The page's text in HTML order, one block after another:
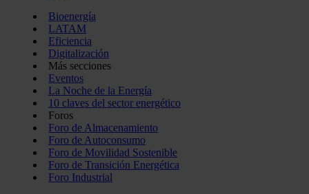
Bioenergía
LATAM
Eficiencia
Digitalización
Más secciones
Eventos
La Noche de la Energía
10 claves del sector energético
Foros
Foro de Almacenamiento
Foro de Autoconsumo
Foro de Movilidad Sostenible
Foro de Transición Energética
Foro Industrial